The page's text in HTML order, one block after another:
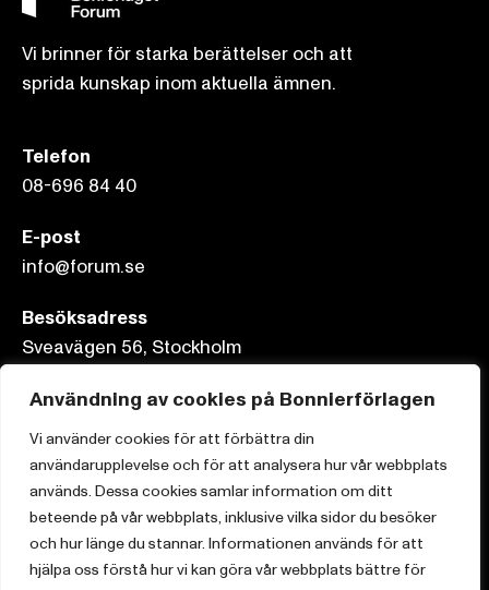
Användning av cookies på Bonnierförlagen
Vi använder cookies för att förbättra din
användarupplevelse och för att analysera hur vår webbplats
används. Dessa cookies samlar information om ditt
beteende på vår webbplats, inklusive vilka sidor du besöker
och hur länge du stannar. Informationen används för att
hjälpa oss förstå hur vi kan göra vår webbplats bättre för
Vi brinner för starka berättelser och att
sprida kunskap inom aktuella ämnen.
Telefon
08-696 84 40
E-post
info@forum.se
Besöksadress
Sveavägen 56, Stockholm
Postadress
Box 3159, 103 63 Stockholm
Om Bonnierförlagen